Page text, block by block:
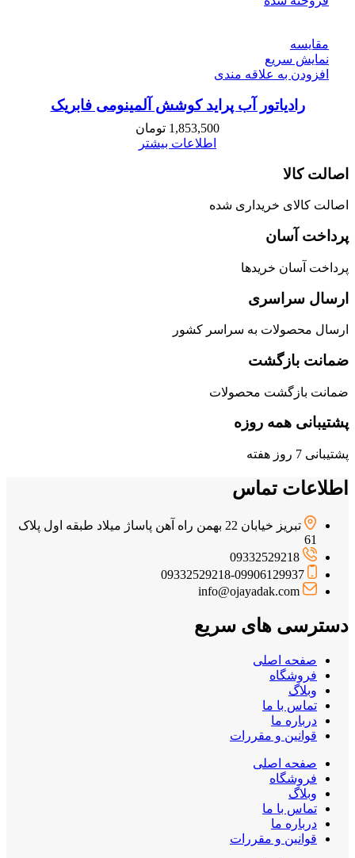
مقايسه
نمایش سریع
افزودن به علاقه مندی
رادیاتور آب پراید کوشش آلمینومی فابریک
1,853,500 تومان
اطلاعات بیشتر
اصالت کالا
اصالت کالای خریداری شده
پرداخت آسان
پرداخت آسان خریدها
ارسال سراسری
ارسال محصولات به سراسر کشور
ضمانت بازگشت
ضمانت بازگشت محصولات
پشتیبانی همه روزه
پشتیبانی 7 روز هفته
اطلاعات تماس
تبریز خیابان 22 بهمن راه آهن پاساژ میلاد طبقه اول پلاک
61
09332529218
09332529218-09906129937
info@ojayadak.com
دسترسی های سریع
صفحه اصلی
فروشگاه
وبلاگ
تماس با ما
درباره ما
قوانین و مقررات
صفحه اصلی
فروشگاه
وبلاگ
تماس با ما
درباره ما
قوانین و مقررات